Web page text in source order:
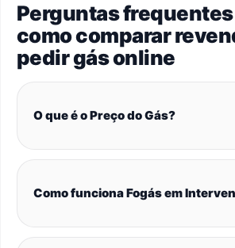
Perguntas
como comparar
pedir gás online
O que é o Preço do Gás?
Como funciona Fogás em